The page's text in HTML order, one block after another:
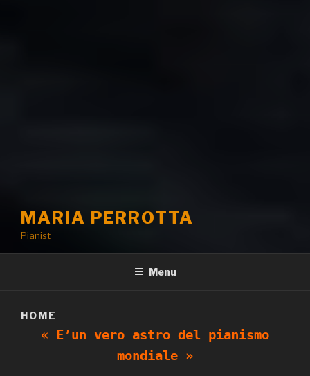
MARIA PERROTTA
Pianist
Menu
HOME
« E’un vero astro del pianismo
mondiale »